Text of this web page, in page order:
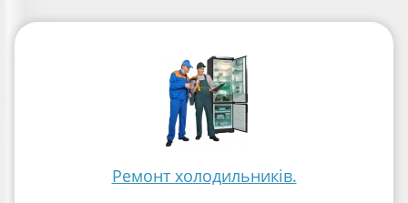
Ремонт холодильників.